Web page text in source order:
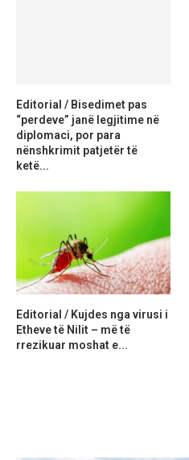
Editorial / Bisedimet pas
“perdeve” janë legjitime në
diplomaci, por para
nënshkrimit patjetër të
ketë...
Editorial / Kujdes nga virusi i
Etheve të Nilit – më të
rrezikuar moshat e...